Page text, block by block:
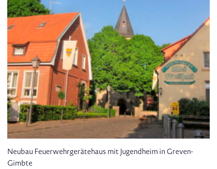
Neubau Feuerwehrgerätehaus mit Jugendheim in Greven-
Gimbte